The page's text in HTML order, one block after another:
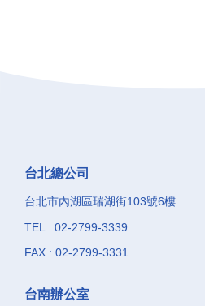
台北總公司
台北市內湖區瑞湖街103號6樓
TEL : 02-2799-3339
FAX : 02-2799-3331
台南辦公室